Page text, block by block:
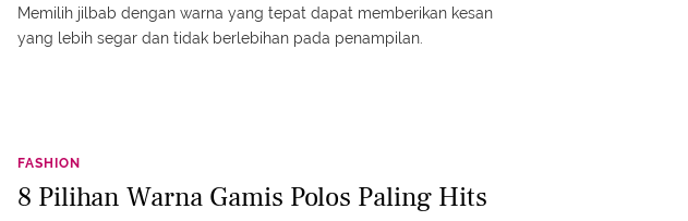
Memilih jilbab dengan warna yang tepat dapat memberikan kesan
yang lebih segar dan tidak berlebihan pada penampilan.
FASHION
8 Pilihan Warna Gamis Polos Paling Hits